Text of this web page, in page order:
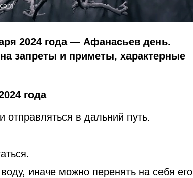
2024 года — Афанасьев день.
запреты и приметы, характерные
года
отправляться в дальний путь.
иначе можно перенять на себя его